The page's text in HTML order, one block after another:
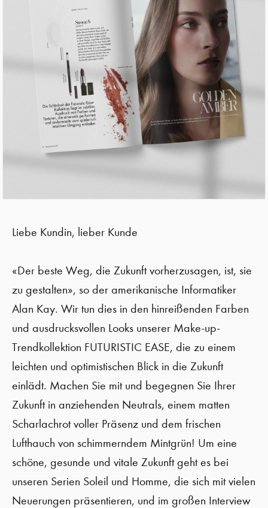
Liebe Kundin, lieber Kunde
«Der beste Weg, die Zukunft vorherzusagen, ist, sie
zu gestalten», so der amerikanische Informatiker
Alan Kay. Wir tun dies in den hinreißenden Farben
und ausdrucksvollen Looks unserer Make-up-
Trendkollektion FUTURISTIC EASE, die zu einem
leichten und optimistischen Blick in die Zukunft
einlädt. Machen Sie mit und begegnen Sie Ihrer
Zukunft in anziehenden Neutrals, einem matten
Scharlachrot voller Präsenz und dem frischen
Lufthauch von schimmerndem Mintgrün! Um eine
schöne, gesunde und vitale Zukunft geht es bei
unseren Serien Soleil und Homme, die sich mit vielen
Neuerungen präsentieren, und im großen Interview